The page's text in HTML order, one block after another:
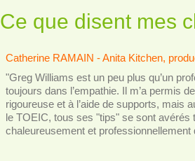
Ce que disent mes
Catherine RAMAIN - Anita Kitchen,
"Greg Williams est un peu plus qu’un
toujours dans l’empathie. Il m’a permis
rigoureuse et à l’aide de supports, mais
le TOEIC, tous ses "tips" se sont avérés
chaleureusement et